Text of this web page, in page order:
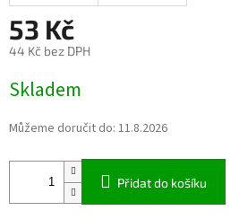
53 Kč
44 Kč bez DPH
cena:
Skladem
Můžeme doručit do: 11.8.2026
Přidat do košíku